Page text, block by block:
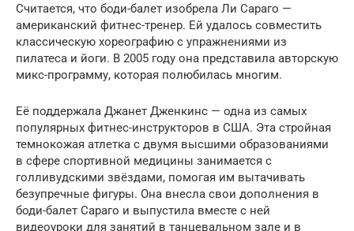
Считается, что боди-балет изобрела Ли Сараго —
американский фитнес-тренер. Ей удалось совместить
классическую хореографию с упражнениями из
пилатеса и йоги. В 2005 году она представила авторскую
микс-программу, которая полюбилась многим.
Её поддержала Джанет Дженкинс — одна из самых
популярных фитнес-инструкторов в США. Эта стройная
темнокожая атлетка с двумя высшими образованиями
в сфере спортивной медицины занимается с
голливудскими звёздами, помогая им вытачивать
безупречные фигуры. Она внесла свои дополнения в
боди-балет Сараго и выпустила вместе с ней
видеоуроки для занятий в танцевальном зале и в